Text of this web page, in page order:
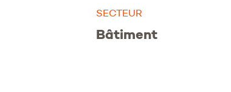
SECTEUR
Bâtiment